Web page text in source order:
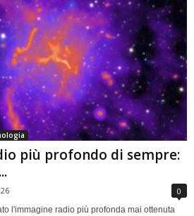
più profondo di sempre:
0
l'immagine radio più profonda mai ottenuta